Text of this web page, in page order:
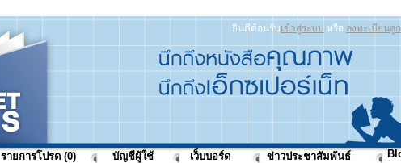
ยินดีต้อนรับเข้าสู่ระบบ หรือ ลงทะเบียนลู
รายการโปรด (0) บัญชีผู้ใช้ เว็บบอร์ด ข่าวประชาสัมพันธ์